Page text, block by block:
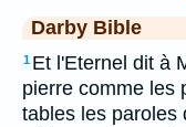
Darby Bible
1 Et l'Eternel dit à
pierre comme les
tables les paroles